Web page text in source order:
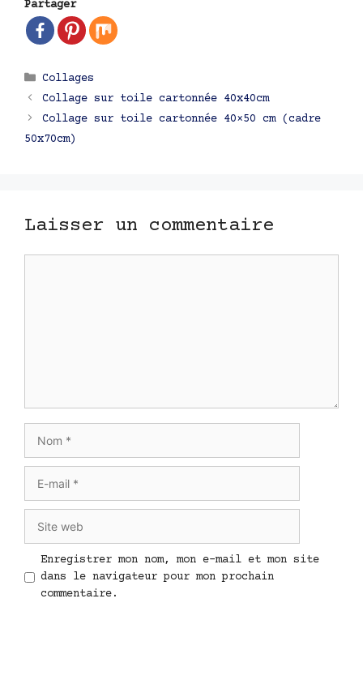
Partager
Catégories
Collages
Navigation
des
Collage sur toile cartonnée 40x40cm
Collage sur toile cartonnée 40×50 cm (cadre
50x70cm)
Laisser un commentaire
mail
web
Enregistrer mon nom, mon e-mail et mon site
dans le navigateur pour mon prochain
commentaire.